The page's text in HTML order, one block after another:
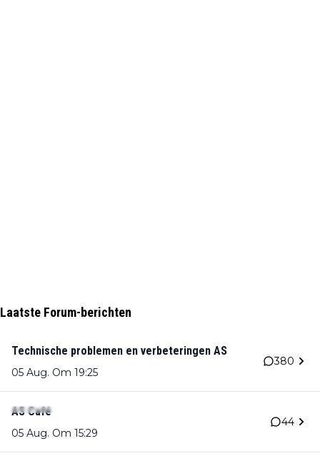
Laatste Forum-berichten
Technische problemen en verbeteringen AS
05 Aug. Om 19:25
380
AS Café
05 Aug. Om 15:29
44